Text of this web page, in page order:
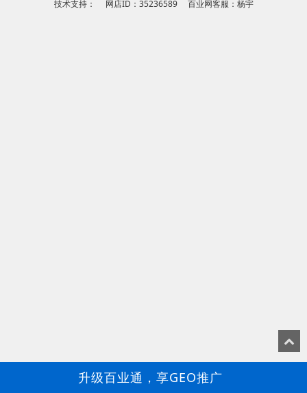
技术支持： 网店ID：35236589 百业网客服：杨宇
升级百业通，享GEO推广